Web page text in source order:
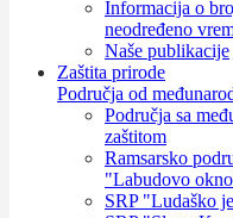
Informacija o
neodređeno
Naše publikacije
Zaštita prirode
Područja od
Područja sa
zaštitom
Ramsarsko
"Labudovo
SRP "Ludaško